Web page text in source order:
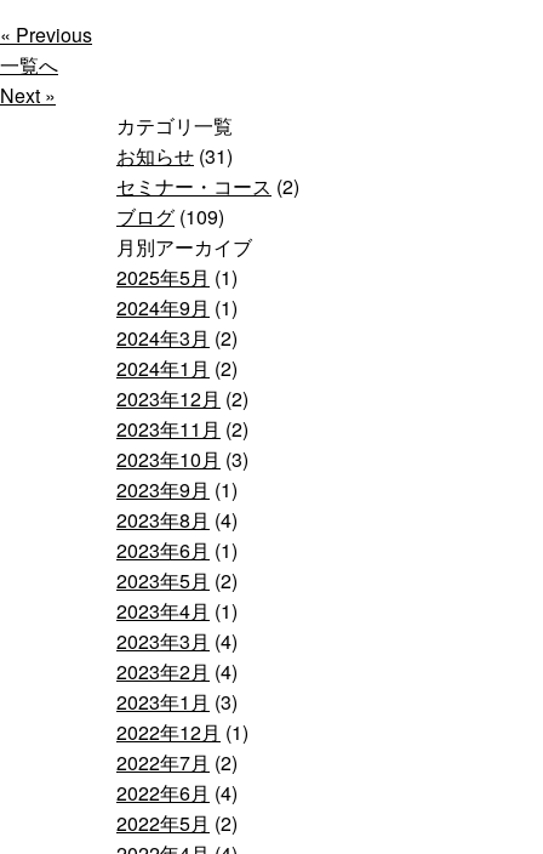
« Previous
一覧へ
Next »
カテゴリ一覧
お知らせ (31)
セミナー・コース (2)
ブログ (109)
月別アーカイブ
2025年5月 (1)
2024年9月 (1)
2024年3月 (2)
2024年1月 (2)
2023年12月 (2)
2023年11月 (2)
2023年10月 (3)
2023年9月 (1)
2023年8月 (4)
2023年6月 (1)
2023年5月 (2)
2023年4月 (1)
2023年3月 (4)
2023年2月 (4)
2023年1月 (3)
2022年12月 (1)
2022年7月 (2)
2022年6月 (4)
2022年5月 (2)